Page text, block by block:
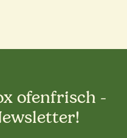
ofenfrisch -